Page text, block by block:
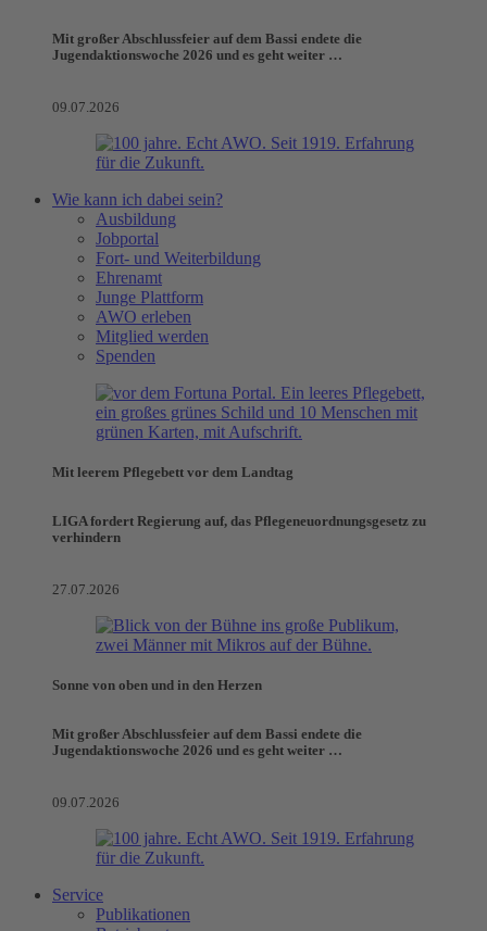
Mit großer Abschlussfeier auf dem Bassi endete die
Jugendaktionswoche 2026 und es geht weiter …
09.07.2026
Wie kann ich dabei sein?
Ausbildung
Jobportal
Fort- und Weiterbildung
Ehrenamt
Junge Plattform
AWO erleben
Mitglied werden
Spenden
Mit leerem Pflegebett vor dem Landtag
LIGA fordert Regierung auf, das Pflegeneuordnungsgesetz zu
verhindern
27.07.2026
Sonne von oben und in den Herzen
Mit großer Abschlussfeier auf dem Bassi endete die
Jugendaktionswoche 2026 und es geht weiter …
09.07.2026
Service
Publikationen